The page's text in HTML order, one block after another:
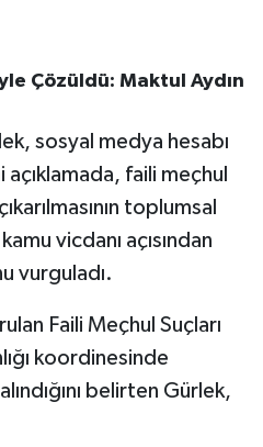
Çözüldü: Maktul Aydın
sosyal medya hesabı
faili meçhul
toplumsal
vicdanı açısından
vurguladı.
Faili Meçhul Suçları
koordinesinde
belirten Gürlek,